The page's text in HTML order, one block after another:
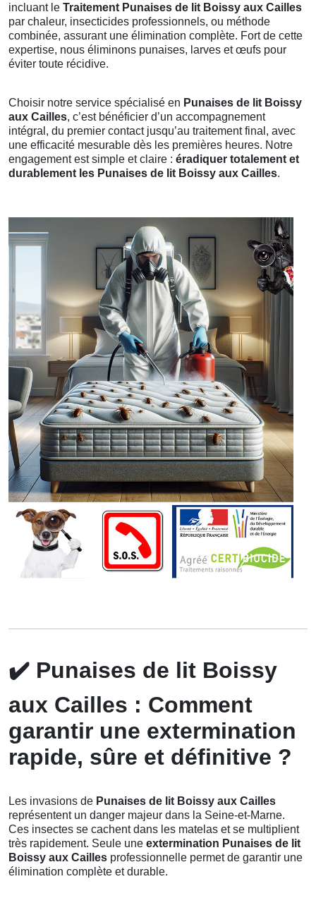
incluant le Traitement Punaises de lit Boissy aux Cailles
par chaleur, insecticides professionnels, ou méthode
combinée, assurant une élimination complète. Fort de cette
expertise, nous éliminons punaises, larves et œufs pour
éviter toute récidive.
Choisir notre service spécialisé en Punaises de lit Boissy
aux Cailles, c’est bénéficier d’un accompagnement
intégral, du premier contact jusqu’au traitement final, avec
une efficacité mesurable dès les premières heures. Notre
engagement est simple et claire : éradiquer totalement et
durablement les Punaises de lit Boissy aux Cailles.
✔️ Punaises de lit Boissy
aux Cailles : Comment
garantir une extermination
rapide, sûre et définitive ?
Les invasions de Punaises de lit Boissy aux Cailles
représentent un danger majeur dans la Seine-et-Marne.
Ces insectes se cachent dans les matelas et se multiplient
très rapidement. Seule une extermination Punaises de lit
Boissy aux Cailles professionnelle permet de garantir une
élimination complète et durable.